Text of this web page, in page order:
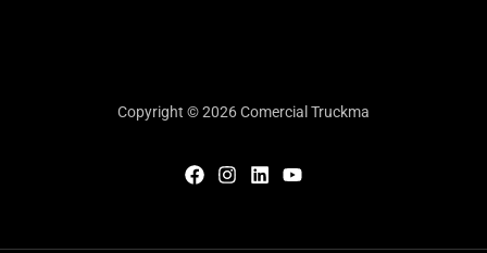
Copyright © 2026 Comercial Truckma